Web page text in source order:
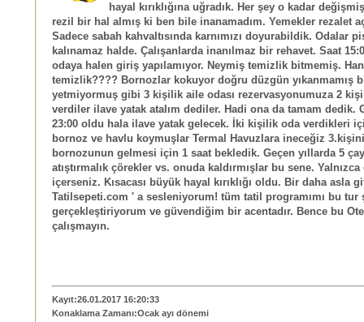
hayal kırıklığına uğradık. Her şey o kadar
rezil bir hal almış ki ben bile inanamadım. Yemekler rezalet aç
Sadece sabah kahvaltısında karnımızı doyurabildik. Odalar
kalınamaz halde. Çalışanlarda inanılmaz bir rehavet. Saat
odaya halen giriş yapılamıyor. Neymiş temizlik bitmemiş.
temizlik???? Bornozlar kokuyor doğru düzgün yıkanmamış
yetmiyormuş gibi 3 kişilik aile odası rezervasyonumuza 2
verdiler ilave yatak atalım dediler. Hadi ona da tamam dedik.
23:00 oldu hala ilave yatak gelecek. İki kişilik oda verdikleri
bornoz ve havlu koymuşlar Termal Havuzlara ineceğiz
bornozunun gelmesi için 1 saat bekledik. Geçen yıllarda 5
atıştırmalık çörekler vs. onuda kaldırmışlar bu sene. Yalnızca
içerseniz. Kısacası büyük hayal kırıklığı oldu. Bir daha asla
Tatilsepeti.com ' a sesleniyorum! tüm tatil programımı bu tur
gerçekleştiriyorum ve güvendiğim bir acentadır. Bence bu
çalışmayın.
Kayıt:26.01.2017 16:20:33
Konaklama Zamanı:Ocak ayı dönemi